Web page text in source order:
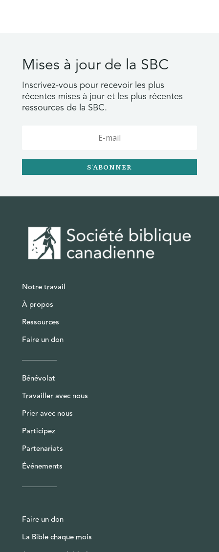
Mises à jour de la SBC
Inscrivez-vous pour recevoir les plus
récentes mises à jour et les plus récentes
ressources de la SBC.
S'ABONNER
Notre travail
À propos
Ressources
Faire un don
Bénévolat
Travailler avec nous
Prier avec nous
Participez
Partenariats
Événements
Faire un don
La Bible chaque mois